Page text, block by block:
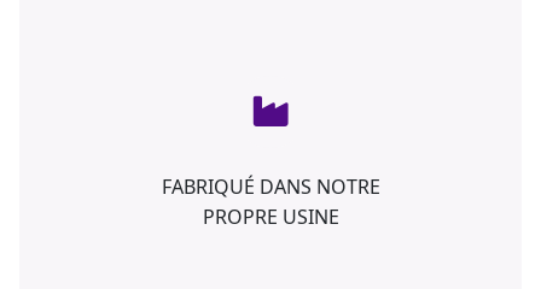
FABRIQUÉ DANS NOTRE
PROPRE USINE